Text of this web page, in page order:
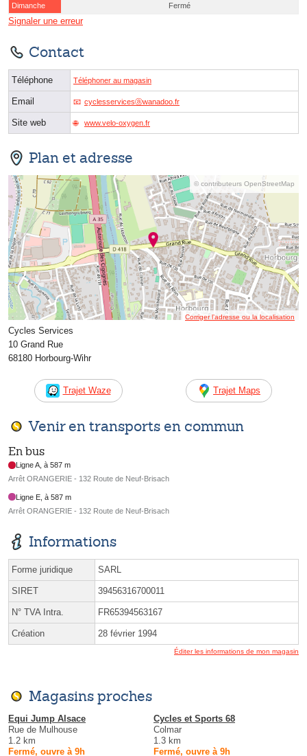
Dimanche
Fermé
Signaler une erreur
Contact
Téléphone Téléphoner au magasin
Email cyclesservicesⓐwanadoo.fr
Site web www.velo-oxygen.fr
Plan et adresse
© contributeurs OpenStreetMap
Corriger l’adresse ou la localisation
Cycles Services
10 Grand Rue
68180 Horbourg-Wihr
Trajet Waze Trajet Maps
Venir en transports en commun
En bus
Ligne A, à 587 m
Arrêt ORANGERIE - 132 Route de Neuf-Brisach
Ligne E, à 587 m
Arrêt ORANGERIE - 132 Route de Neuf-Brisach
Informations
Forme juridique SARL
SIRET 39456316700011
N° TVA Intra. FR65394563167
Création 28 février 1994
Éditer les informations de mon magasin
Magasins proches
Equi Jump Alsace
Rue de Mulhouse
1.2 km
Fermé, ouvre à 9h
Cycles et Sports 68
Colmar
1.3 km
Fermé, ouvre à 9h